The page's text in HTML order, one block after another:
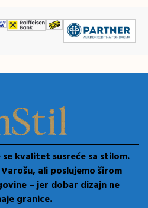
se kvalitet susreće sa stilom.
ali poslujemo širom
– jer dobar dizajn ne
granice.